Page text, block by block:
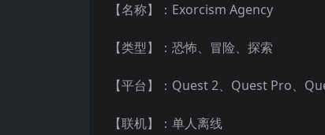
【名称】：Exorcism Agency
【类型】：恐怖、冒险、探索
【平台】：Quest 2、Quest Pro、
【联机】：单人离线